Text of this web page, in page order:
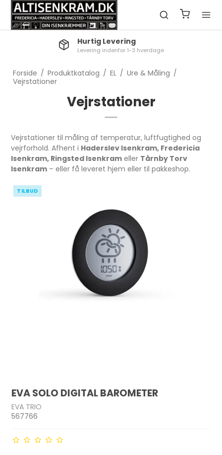
Hurtig Levering
Levering indenfor 1-3 hverdage
Forside / Produktkatalog / EL / Ure & Måling /
Vejrstationer
Vejrstationer
Vejrstationer til måling af temperatur, luftfugtighed og
vejrforhold. Afhent i Haderslev Isenkram, Fredericia
Isenkram, Ringsted Isenkram eller Tårnby Torv
Isenkram – eller få leveret hjem eller til pakkeshop.
TILBUD
EVA SOLO DIGITAL BAROMETER
EVA TRIO
567766